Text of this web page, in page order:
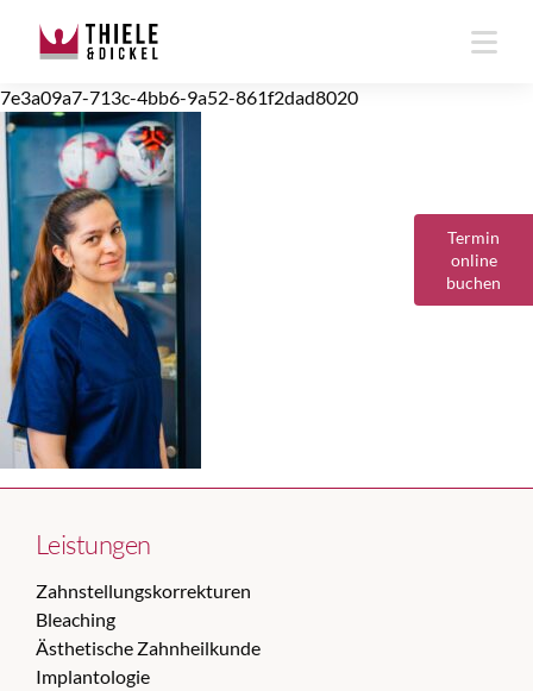
7e3a09a7-713c-4bb6-9a52-861f2dad8020
Termin
online
buchen
Leistungen
Zahnstellungskorrekturen
Bleaching
Ästhetische Zahnheilkunde
Implantologie